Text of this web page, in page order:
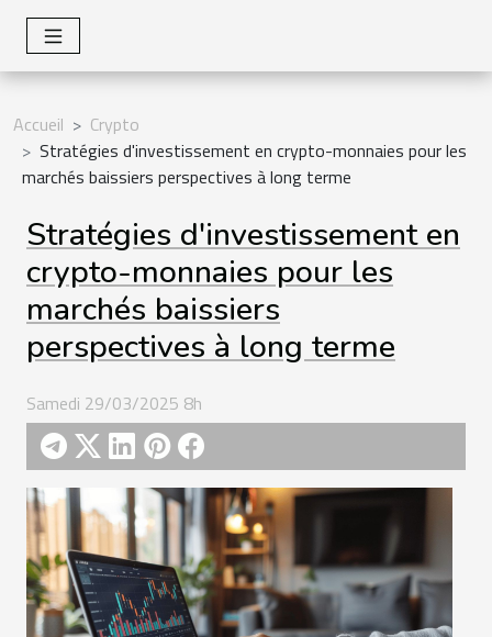
Accueil
Crypto
Stratégies d'investissement en crypto-monnaies pour les
marchés baissiers perspectives à long terme
Stratégies d'investissement en
crypto-monnaies pour les
marchés baissiers
perspectives à long terme
Samedi 29/03/2025 8h